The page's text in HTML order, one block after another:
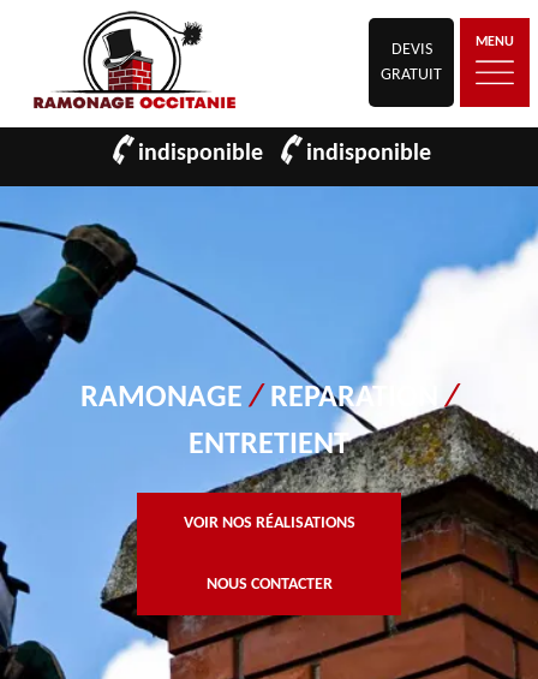
DEVIS
GRATUIT
MENU
indisponible indisponible
RAMONAGE/ REPARATION/
ENTRETIENT
VOIR NOS RÉALISATIONS
NOUS CONTACTER